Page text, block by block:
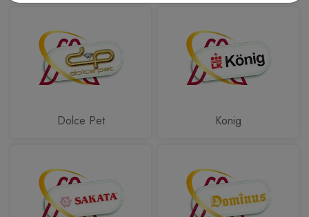
Dolce Pet Konig